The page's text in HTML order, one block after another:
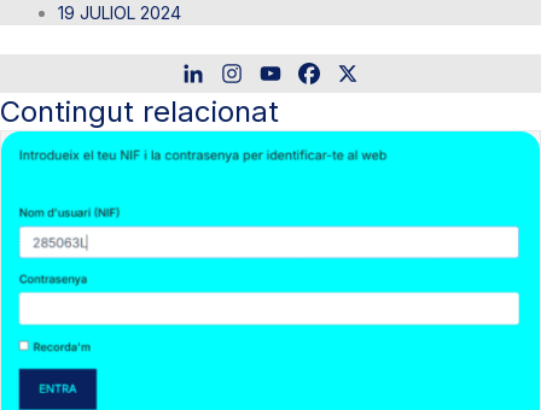
19 JULIOL 2024
Contingut relacionat